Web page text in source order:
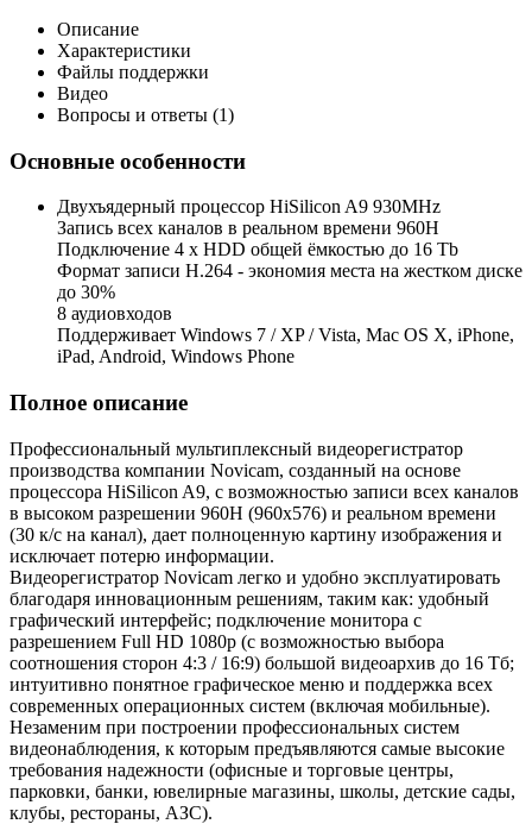
Описание
Характеристики
Файлы поддержки
Видео
Вопросы и ответы (1)
Основные особенности
Двухъядерный процессор HiSilicon A9 930MHz
Запись всех каналов в реальном времени 960H
Подключение 4 х HDD общей ёмкостью до 16 Tb
Формат записи H.264 - экономия места на жестком диске
до 30%
8 аудиовходов
Поддерживает Windows 7 / XP / Vista, Mac OS X, iPhone,
iPad, Android, Windows Phone
Полное описание
Профессиональный мультиплексный видеорегистратор
производства компании Novicam, созданный на основе
процессора HiSilicon A9, с возможностью записи всех каналов
в высоком разрешении 960Н (960x576) и реальном времени
(30 к/с на канал), дает полноценную картину изображения и
исключает потерю информации.
Видеорегистратор Novicam легко и удобно эксплуатировать
благодаря инновационным решениям, таким как: удобный
графический интерфейс; подключение монитора с
разрешением Full HD 1080р (с возможностью выбора
соотношения сторон 4:3 / 16:9) большой видеоархив до 16 Тб;
интуитивно понятное графическое меню и поддержка всех
современных операционных систем (включая мобильные).
Незаменим при построении профессиональных систем
видеонаблюдения, к которым предъявляются самые высокие
требования надежности (офисные и торговые центры,
парковки, банки, ювелирные магазины, школы, детские сады,
клубы, рестораны, АЗС).